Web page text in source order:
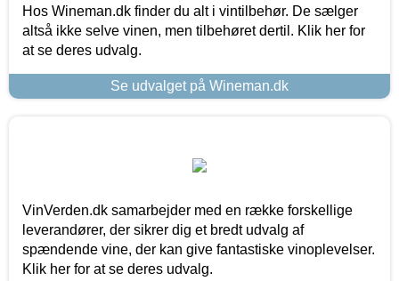
Hos Wineman.dk finder du alt i vintilbehør. De sælger
altså ikke selve vinen, men tilbehøret dertil. Klik her for
at se deres udvalg.
Se udvalget på Wineman.dk
VinVerden.dk samarbejder med en række forskellige
leverandører, der sikrer dig et bredt udvalg af
spændende vine, der kan give fantastiske vinoplevelser.
Klik her for at se deres udvalg.